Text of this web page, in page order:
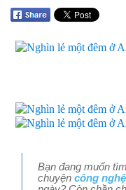
Bạn đang muốn
chuyện công nghệ